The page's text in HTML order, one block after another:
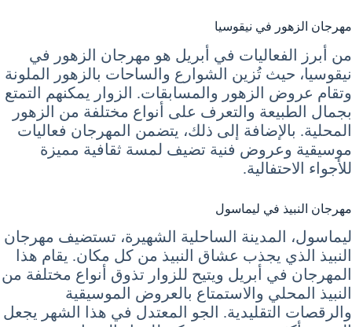
مهرجان الزهور في نيقوسيا
من أبرز الفعاليات في أبريل هو مهرجان الزهور في
نيقوسيا، حيث تُزين الشوارع والساحات بالزهور الملونة
وتقام عروض الزهور والمسابقات. الزوار يمكنهم التمتع
بجمال الطبيعة والتعرف على أنواع مختلفة من الزهور
المحلية. بالإضافة إلى ذلك، يتضمن المهرجان فعاليات
موسيقية وعروض فنية تضيف لمسة ثقافية مميزة
للأجواء الاحتفالية.
مهرجان النبيذ في ليماسول
ليماسول، المدينة الساحلية الشهيرة، تستضيف مهرجان
النبيذ الذي يجذب عشاق النبيذ من كل مكان. يقام هذا
المهرجان في أبريل ويتيح للزوار تذوق أنواع مختلفة من
النبيذ المحلي والاستمتاع بالعروض الموسيقية
والرقصات التقليدية. الجو المعتدل في هذا الشهر يجعل